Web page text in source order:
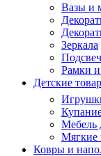
Вазы и
Зеркала
Рамки
Детские
Мебель
Мягкие
Ковры и